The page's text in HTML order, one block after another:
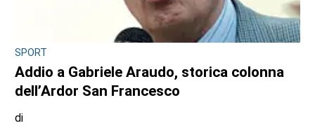
SPORT
Addio a Gabriele Araudo, storica colonna
dell’Ardor San Francesco
di